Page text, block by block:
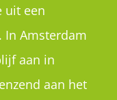
uit een
In Amsterdam
aan in
aan het